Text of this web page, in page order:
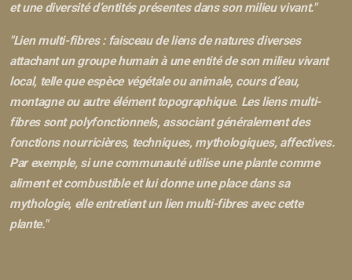
et une diversité d’entités présentes dans son milieu vivant."
"Lien multi-fibres : faisceau de liens de natures diverses
attachant un groupe humain à une entité de son milieu vivant
local, telle que espèce végétale ou animale, cours d’eau,
montagne ou autre élément topographique. Les liens multi-
fibres sont polyfonctionnels, associant généralement des
fonctions nourricières, techniques, mythologiques, affectives.
Par exemple, si une communauté utilise une plante comme
aliment et combustible et lui donne une place dans sa
mythologie, elle entretient un lien multi-fibres avec cette
plante."